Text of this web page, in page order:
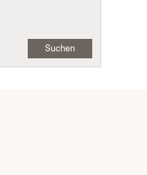
Suchen